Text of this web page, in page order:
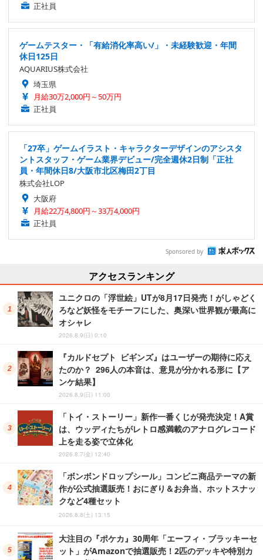
正社員
ゲームテスター・「有給消化率高い/」・未経験歓迎・年間
休日125日
AQUARIUS株式会社
埼玉県
月給30万2,000円～50万円
正社員
「27卒」ゲームイラスト・キャラクターデザインのアシスタ
ントスタッフ・ゲーム業界デビュー/完全週休2日制「正社
員・年間休日8/大阪市北区梅田2丁目
株式会社LOP
大阪府
月給22万4,800円～33万4,000円
正社員
Sponsored by
アクセスランキング
ユニクロの「浮世絵」UTが8月17日発売！がしゃどく
ろなど妖怪をモチーフにした、奥深い世界観が最高に
オシャレ
2026.8.9(日) 0:10
『カルドセプト ビギンズ』はユーザーの期待に応え
たのか？ 296人の本音は、意見が分かれる形に【ア
ンケ結果】
2026.8.9(日) 11:00
「トイ・ストーリー」新作一番くじが発売決定！A賞
は、ウッディたちがレトロ感満載のアナログレコード
上を走る姿で立体化
2026.8.7(金) 12:40
「ボンボンドロップシール」コンビニ商品テーマの新
作が公式抽選販売！おにぎり＆お弁当、ホットスナッ
クなど4種セット
2026.8.8(土) 13:15
大注目の『ポケカ』30周年「エーフィ・ブラッキーセ
ット」がAmazonで抽選販売！2匹のデッキや特別カ